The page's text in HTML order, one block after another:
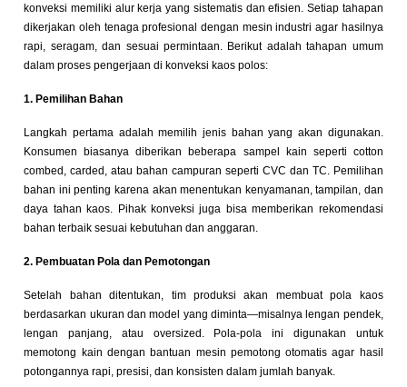
konveksi memiliki alur kerja yang sistematis dan efisien. Setiap tahapan
dikerjakan oleh tenaga profesional dengan mesin industri agar hasilnya
rapi, seragam, dan sesuai permintaan. Berikut adalah tahapan umum
dalam proses pengerjaan di konveksi kaos polos:
1. Pemilihan Bahan
Langkah pertama adalah memilih jenis bahan yang akan digunakan.
Konsumen biasanya diberikan beberapa sampel kain seperti cotton
combed, carded, atau bahan campuran seperti CVC dan TC. Pemilihan
bahan ini penting karena akan menentukan kenyamanan, tampilan, dan
daya tahan kaos. Pihak konveksi juga bisa memberikan rekomendasi
bahan terbaik sesuai kebutuhan dan anggaran.
2. Pembuatan Pola dan Pemotongan
Setelah bahan ditentukan, tim produksi akan membuat pola kaos
berdasarkan ukuran dan model yang diminta—misalnya lengan pendek,
lengan panjang, atau oversized. Pola-pola ini digunakan untuk
memotong kain dengan bantuan mesin pemotong otomatis agar hasil
potongannya rapi, presisi, dan konsisten dalam jumlah banyak.